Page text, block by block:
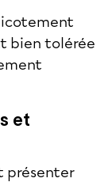
bien tolérée
et
présenter